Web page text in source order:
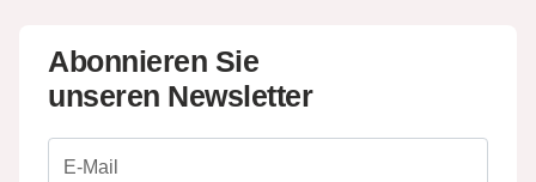
Abonnieren Sie
unseren Newsletter